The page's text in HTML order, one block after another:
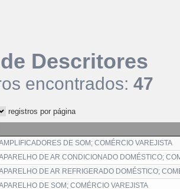
Descritores
encontrados: 47
registros por página
DE SOM; COMÉRCIO VAREJISTA
DE AR CONDICIONADO DOMÉSTICO;
DE AR REFRIGERADO DOMÉSTICO;
DE SOM; COMÉRCIO VAREJISTA